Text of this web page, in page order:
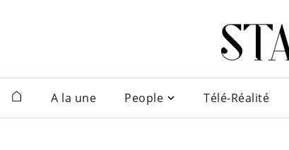
A la une People Télé-Réalité